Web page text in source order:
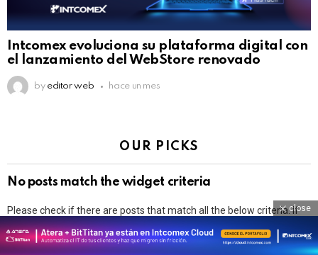
Intcomex evoluciona su plataforma digital con
el lanzamiento del WebStore renovado
by editor web hace un mes
OUR PICKS
No posts match the widget criteria
Please check if there are posts that match all the below criteria. If
not, remove the wrong ones in the widget settings.
close